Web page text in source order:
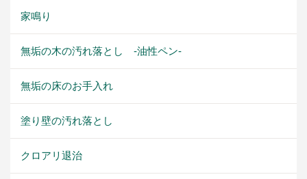
家鳴り
無垢の木の汚れ落とし -油性ペン-
無垢の床のお手入れ
塗り壁の汚れ落とし
クロアリ退治